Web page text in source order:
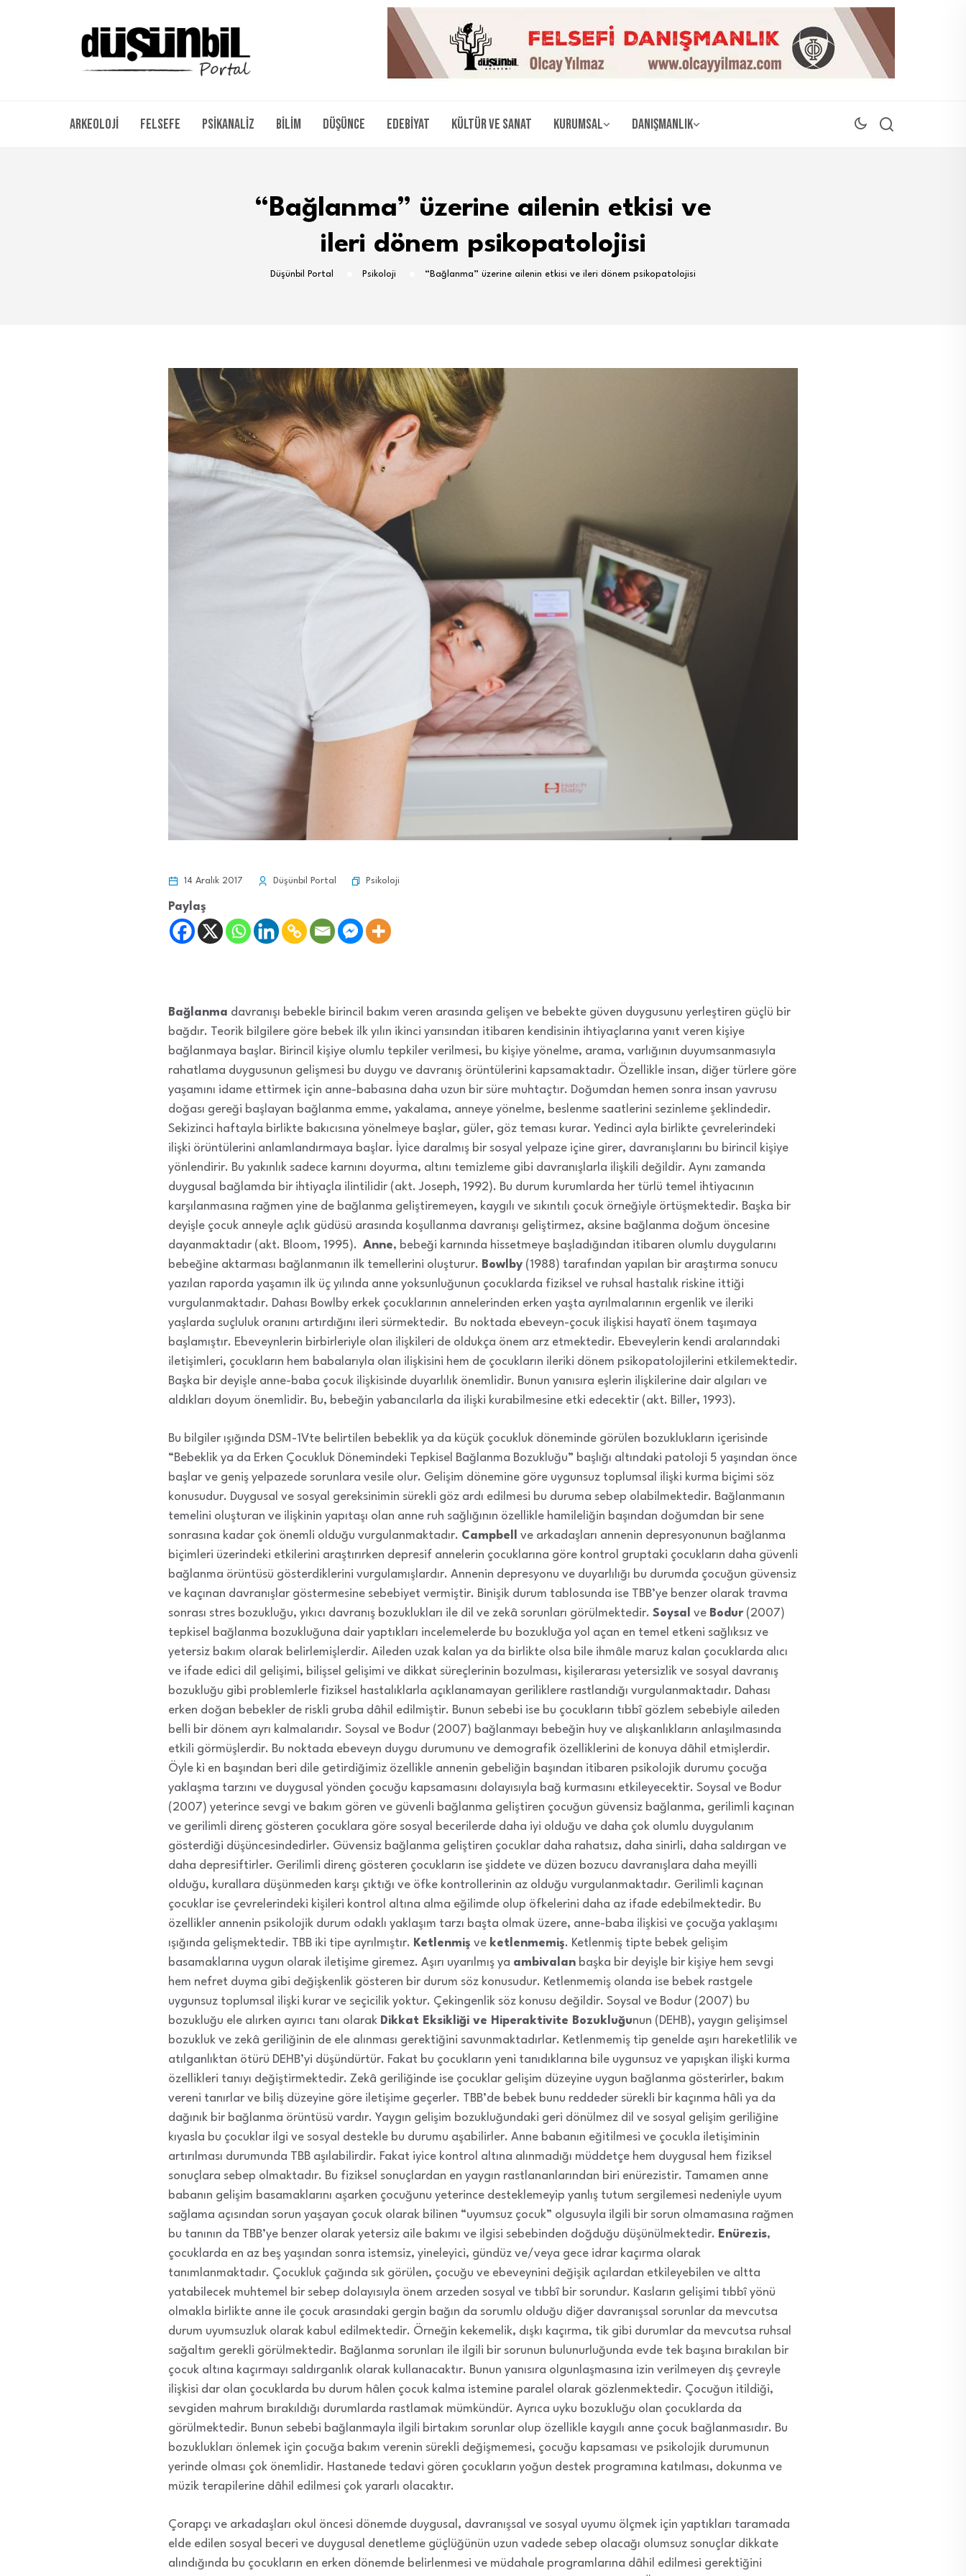
Arkeoloji Felsefe Psikanaliz Bilim Düşünce Edebiyat Kültür ve Sanat Kurumsal Danışmanlık
“Bağlanma” üzerine ailenin etkisi ve
ileri dönem psikopatolojisi
Düşünbil Portal Psikoloji “Bağlanma” üzerine ailenin etkisi ve ileri dönem psikopatolojisi
14 Aralık 2017 Düşünbil Portal Psikoloji
Paylaş
Bağlanma davranışı bebekle birincil bakım veren arasında gelişen ve bebekte güven duygusunu yerleştiren güçlü bir
bağdır. Teorik bilgilere göre bebek ilk yılın ikinci yarısından itibaren kendisinin ihtiyaçlarına yanıt veren kişiye
bağlanmaya başlar. Birincil kişiye olumlu tepkiler verilmesi, bu kişiye yönelme, arama, varlığının duyumsanmasıyla
rahatlama duygusunun gelişmesi bu duygu ve davranış örüntülerini kapsamaktadır. Özellikle insan, diğer türlere göre
yaşamını idame ettirmek için anne-babasına daha uzun bir süre muhtaçtır. Doğumdan hemen sonra insan yavrusu
doğası gereği başlayan bağlanma emme, yakalama, anneye yönelme, beslenme saatlerini sezinleme şeklindedir.
Sekizinci haftayla birlikte bakıcısına yönelmeye başlar, güler, göz teması kurar. Yedinci ayla birlikte çevrelerindeki
ilişki örüntülerini anlamlandırmaya başlar. İyice daralmış bir sosyal yelpaze içine girer, davranışlarını bu birincil kişiye
yönlendirir. Bu yakınlık sadece karnını doyurma, altını temizleme gibi davranışlarla ilişkili değildir. Aynı zamanda
duygusal bağlamda bir ihtiyaçla ilintilidir (akt. Joseph, 1992). Bu durum kurumlarda her türlü temel ihtiyacının
karşılanmasına rağmen yine de bağlanma geliştiremeyen, kaygılı ve sıkıntılı çocuk örneğiyle örtüşmektedir. Başka bir
deyişle çocuk anneyle açlık güdüsü arasında koşullanma davranışı geliştirmez, aksine bağlanma doğum öncesine
dayanmaktadır (akt. Bloom, 1995). Anne, bebeği karnında hissetmeye başladığından itibaren olumlu duygularını
bebeğine aktarması bağlanmanın ilk temellerini oluşturur. Bowlby (1988) tarafından yapılan bir araştırma sonucu
yazılan raporda yaşamın ilk üç yılında anne yoksunluğunun çocuklarda fiziksel ve ruhsal hastalık riskine ittiği
vurgulanmaktadır. Dahası Bowlby erkek çocuklarının annelerinden erken yaşta ayrılmalarının ergenlik ve ileriki
yaşlarda suçluluk oranını artırdığını ileri sürmektedir. Bu noktada ebeveyn-çocuk ilişkisi hayatî önem taşımaya
başlamıştır. Ebeveynlerin birbirleriyle olan ilişkileri de oldukça önem arz etmektedir. Ebeveylerin kendi aralarındaki
iletişimleri, çocukların hem babalarıyla olan ilişkisini hem de çocukların ileriki dönem psikopatolojilerini etkilemektedir.
Başka bir deyişle anne-baba çocuk ilişkisinde duyarlılık önemlidir. Bunun yanısıra eşlerin ilişkilerine dair algıları ve
aldıkları doyum önemlidir. Bu, bebeğin yabancılarla da ilişki kurabilmesine etki edecektir (akt. Biller, 1993).
Bu bilgiler ışığında DSM-1Vte belirtilen bebeklik ya da küçük çocukluk döneminde görülen bozuklukların içerisinde
“Bebeklik ya da Erken Çocukluk Dönemindeki Tepkisel Bağlanma Bozukluğu” başlığı altındaki patoloji 5 yaşından önce
başlar ve geniş yelpazede sorunlara vesile olur. Gelişim dönemine göre uygunsuz toplumsal ilişki kurma biçimi söz
konusudur. Duygusal ve sosyal gereksinimin sürekli göz ardı edilmesi bu duruma sebep olabilmektedir. Bağlanmanın
temelini oluşturan ve ilişkinin yapıtaşı olan anne ruh sağlığının özellikle hamileliğin başından doğumdan bir sene
sonrasına kadar çok önemli olduğu vurgulanmaktadır. Campbell
ve arkadaşları annenin depresyonunun bağlanma
biçimleri üzerindeki etkilerini araştırırken depresif annelerin çocuklarına göre kontrol gruptaki çocukların daha güvenli
bağlanma örüntüsü gösterdiklerini vurgulamışlardır. Annenin depresyonu ve duyarlılığı bu durumda çocuğun güvensiz
ve kaçınan davranışlar göstermesine sebebiyet vermiştir. Binişik durum tablosunda ise TBB’ye benzer olarak travma
sonrası stres bozukluğu, yıkıcı davranış bozuklukları ile dil ve zekâ sorunları görülmektedir. Soysal ve Bodur(2007)
tepkisel bağlanma bozukluğuna dair yaptıkları incelemelerde bu bozukluğa yol açan en temel etkeni sağlıksız ve
yetersiz bakım olarak belirlemişlerdir. Aileden uzak kalan ya da birlikte olsa bile ihmâle maruz kalan çocuklarda alıcı
ve ifade edici dil gelişimi, bilişsel gelişimi ve dikkat süreçlerinin bozulması, kişilerarası yetersizlik ve sosyal davranış
bozukluğu gibi problemlerle fiziksel hastalıklarla açıklanamayan geriliklere rastlandığı vurgulanmaktadır. Dahası
erken doğan bebekler de riskli gruba dâhil edilmiştir. Bunun sebebi ise bu çocukların tıbbî gözlem sebebiyle aileden
belli bir dönem ayrı kalmalarıdır. Soysal ve Bodur (2007) bağlanmayı bebeğin huy ve alışkanlıkların anlaşılmasında
etkili görmüşlerdir. Bu noktada ebeveyn duygu durumunu ve demografik özelliklerini de konuya dâhil etmişlerdir.
Öyle ki en başından beri dile getirdiğimiz özellikle annenin gebeliğin başından itibaren psikolojik durumu çocuğa
yaklaşma tarzını ve duygusal yönden çocuğu kapsamasını dolayısıyla bağ kurmasını etkileyecektir. Soysal ve Bodur
(2007) yeterince sevgi ve bakım gören ve güvenli bağlanma geliştiren çocuğun güvensiz bağlanma, gerilimli kaçınan
ve gerilimli direnç gösteren çocuklara göre sosyal becerilerde daha iyi olduğu ve daha çok olumlu duygulanım
gösterdiği düşüncesindedirler. Güvensiz bağlanma geliştiren çocuklar daha rahatsız, daha sinirli, daha saldırgan ve
daha depresiftirler. Gerilimli direnç gösteren çocukların ise şiddete ve düzen bozucu davranışlara daha meyilli
olduğu, kurallara düşünmeden karşı çıktığı ve öfke kontrollerinin az olduğu vurgulanmaktadır. Gerilimli kaçınan
çocuklar ise çevrelerindeki kişileri kontrol altına alma eğilimde olup öfkelerini daha az ifade edebilmektedir. Bu
özellikler annenin psikolojik durum odaklı yaklaşım tarzı başta olmak üzere, anne-baba ilişkisi ve çocuğa yaklaşımı
ışığında gelişmektedir. TBB iki tipe ayrılmıştır. Ketlenmiş ve ketlenmemiş. Ketlenmiş tipte bebek gelişim
basamaklarına uygun olarak iletişime giremez. Aşırı uyarılmış ya ambivalan başka bir deyişle bir kişiye hem sevgi
hem nefret duyma gibi değişkenlik gösteren bir durum söz konusudur. Ketlenmemiş olanda ise bebek rastgele
uygunsuz toplumsal ilişki kurar ve seçicilik yoktur. Çekingenlik söz konusu değildir. Soysal ve Bodur (2007) bu
bozukluğu ele alırken ayırıcı tanı olarak Dikkat Eksikliği ve Hiperaktivite Bozukluğunun (DEHB), yaygın gelişimsel
bozukluk ve zekâ geriliğinin de ele alınması gerektiğini savunmaktadırlar. Ketlenmemiş tip genelde aşırı hareketlilik ve
atılganlıktan ötürü DEHB’yi düşündürtür. Fakat bu çocukların yeni tanıdıklarına bile uygunsuz ve yapışkan ilişki kurma
özellikleri tanıyı değiştirmektedir. Zekâ geriliğinde ise çocuklar gelişim düzeyine uygun bağlanma gösterirler, bakım
vereni tanırlar ve biliş düzeyine göre iletişime geçerler. TBB’de bebek bunu reddeder sürekli bir kaçınma hâli ya da
dağınık bir bağlanma örüntüsü vardır. Yaygın gelişim bozukluğundaki geri dönülmez dil ve sosyal gelişim geriliğine
kıyasla bu çocuklar ilgi ve sosyal destekle bu durumu aşabilirler. Anne babanın eğitilmesi ve çocukla iletişiminin
artırılması durumunda TBB aşılabilirdir. Fakat iyice kontrol altına alınmadığı müddetçe hem duygusal hem fiziksel
sonuçlara sebep olmaktadır. Bu fiziksel sonuçlardan en yaygın rastlananlarından biri enürezistir. Tamamen anne
babanın gelişim basamaklarını aşarken çocuğunu yeterince desteklemeyip yanlış tutum sergilemesi nedeniyle uyum
sağlama açısından sorun yaşayan çocuk olarak bilinen “uyumsuz çocuk” olgusuyla ilgili bir sorun olmamasına rağmen
bu tanının da TBB’ye benzer olarak yetersiz aile bakımı ve ilgisi sebebinden doğduğu düşünülmektedir. Enürezis,
çocuklarda en az beş yaşından sonra istemsiz, yineleyici, gündüz ve/veya gece idrar kaçırma olarak
tanımlanmaktadır. Çocukluk çağında sık görülen, çocuğu ve ebeveynini değişik açılardan etkileyebilen ve altta
yatabilecek muhtemel bir sebep dolayısıyla önem arzeden sosyal ve tıbbî bir sorundur. Kasların gelişimi tıbbî yönü
olmakla birlikte anne ile çocuk arasındaki gergin bağın da sorumlu olduğu diğer davranışsal sorunlar da mevcutsa
durum uyumsuzluk olarak kabul edilmektedir. Örneğin kekemelik, dışkı kaçırma, tik gibi durumlar da mevcutsa ruhsal
sağaltım gerekli görülmektedir. Bağlanma sorunları ile ilgili bir sorunun bulunurluğunda evde tek başına bırakılan bir
çocuk altına kaçırmayı saldırganlık olarak kullanacaktır. Bunun yanısıra olgunlaşmasına izin verilmeyen dış çevreyle
ilişkisi dar olan çocuklarda bu durum hâlen çocuk kalma istemine paralel olarak gözlenmektedir. Çocuğun itildiği,
sevgiden mahrum bırakıldığı durumlarda rastlamak mümkündür. Ayrıca uyku bozukluğu olan çocuklarda da
görülmektedir. Bunun sebebi bağlanmayla ilgili birtakım sorunlar olup özellikle kaygılı anne çocuk bağlanmasıdır. Bu
bozuklukları önlemek için çocuğa bakım verenin sürekli değişmemesi, çocuğu kapsaması ve psikolojik durumunun
yerinde olması çok önemlidir. Hastanede tedavi gören çocukların yoğun destek programına katılması, dokunma ve
müzik terapilerine dâhil edilmesi çok yararlı olacaktır.
Çorapçı ve arkadaşları okul öncesi dönemde duygusal, davranışsal ve sosyal uyumu ölçmek için yaptıkları taramada
elde edilen sosyal beceri ve duygusal denetleme güçlüğünün uzun vadede sebep olacağı olumsuz sonuçlar dikkate
alındığında bu çocukların en erken dönemde belirlenmesi ve müdahale programlarına dâhil edilmesi gerektiğini